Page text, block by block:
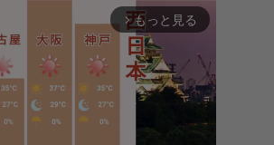
arrow_forward_ios もっと見る